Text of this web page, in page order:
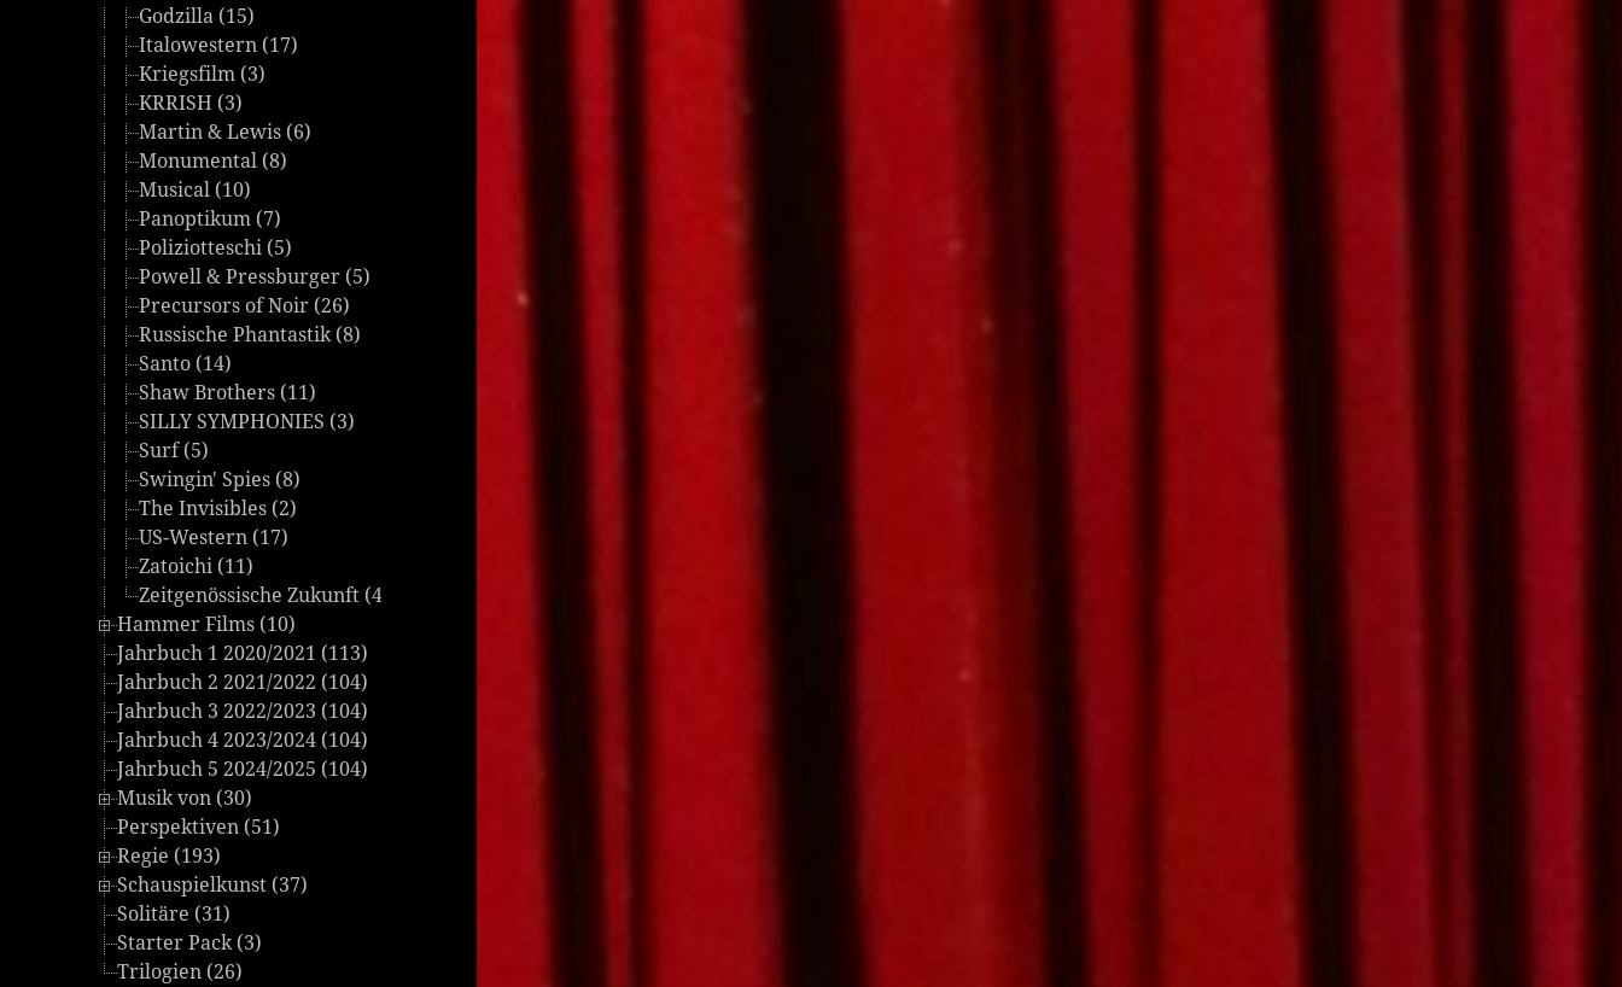
Godzilla (15)
Italowestern (17)
Kriegsfilm (3)
KRRISH (3)
Martin & Lewis (6)
Monumental (8)
Musical (10)
Panoptikum (7)
Poliziotteschi (5)
Powell & Pressburger (5)
Precursors of Noir (26)
Russische Phantastik (8)
Santo (14)
Shaw Brothers (11)
SILLY SYMPHONIES (3)
Surf (5)
Swingin' Spies (8)
The Invisibles (2)
US-Western (17)
Zatoichi (11)
Zeitgenössische Zukunft (4)
Hammer Films (10)
Jahrbuch 1 2020/2021 (113)
Jahrbuch 2 2021/2022 (104)
Jahrbuch 3 2022/2023 (104)
Jahrbuch 4 2023/2024 (104)
Jahrbuch 5 2024/2025 (104)
Musik von (30)
Perspektiven (51)
Regie (193)
Schauspielkunst (37)
Solitäre (31)
Starter Pack (3)
Trilogien (26)